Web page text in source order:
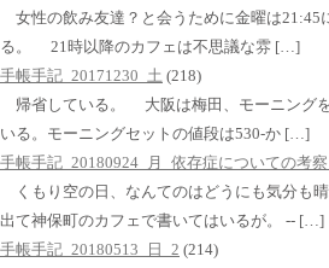
女性の飲み友達？と会うために金曜は21:45
る。 21時以降のカフェは不思議な雰 […]
手帳手記_20171230_土 (218)
帰省している。 大阪は梅田、モーニング
いる。モーニングセットの値段は530-か […]
手帳手記_20180924_月_依存症についての考
くもり空の日、なんてのはどうにも気分も
出て神保町のカフェで書いてはいるが。 -- […]
手帳手記_20180513_日_2 (214)